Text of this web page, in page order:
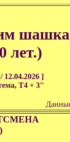
лет.)
12.04.2026 ]
T4 + 3''